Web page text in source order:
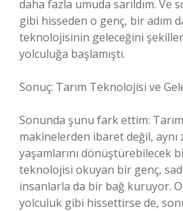
daha fazla umuda sarıldım. Ve
gibi hisseden o genç, bir adım
teknolojisinin geleceğini
yolculuğa başlamıştı.
Sonuç: Tarım Teknolojisi ve
Sonunda şunu fark ettim:
makinelerden ibaret değil, aynı
yaşamlarını dönüştürebilecek
teknolojisi okuyan bir genç,
insanlarla da bir bağ kuruyor.
yolculuk gibi hissettirse de,